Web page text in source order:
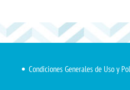
Condiciones Generales de Uso y